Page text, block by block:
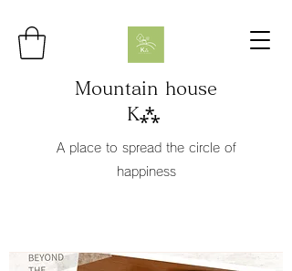
Mountain house
K⁂
A place to spread the circle of
happiness